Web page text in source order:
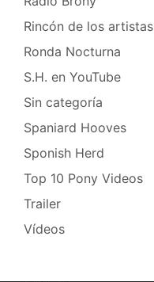
Rincón de los artistas
Ronda Nocturna
S.H. en YouTube
Sin categoría
Spaniard Hooves
Sponish Herd
Top 10 Pony Videos
Trailer
Vídeos